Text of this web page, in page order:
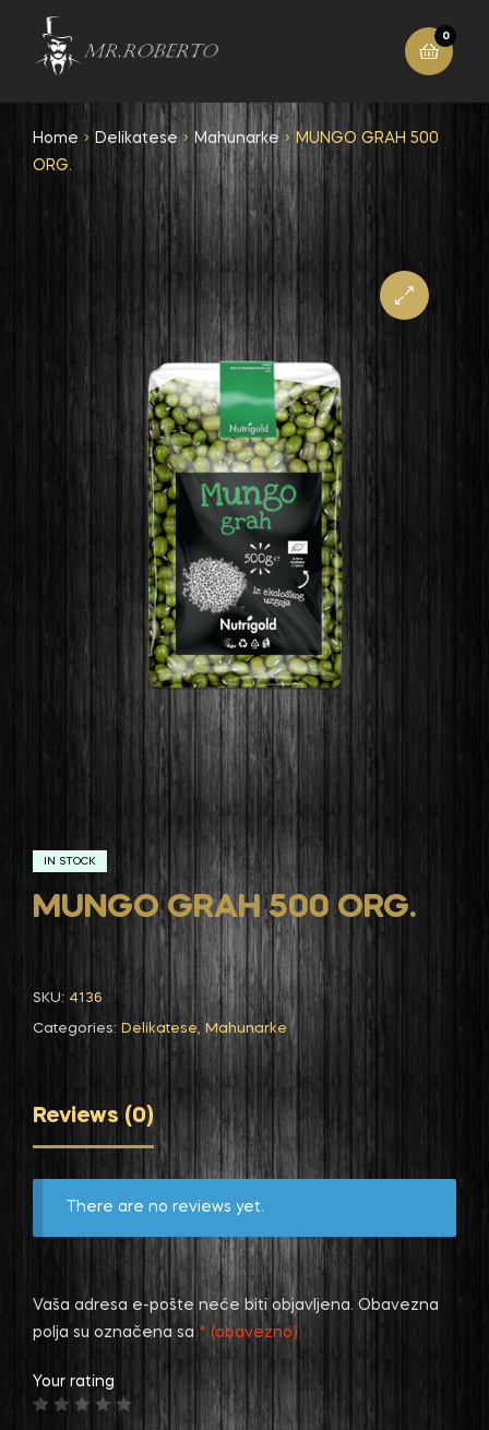
0
Home Delikatese Mahunarke
MUNGO GRAH 500
ORG.
IN STOCK
MUNGO GRAH 500 ORG.
SKU: 4136
Categories: Delikatese, Mahunarke
Reviews (0)
There are no reviews yet.
Vaša adresa e-pošte neće biti objavljena. Obavezna
polja su označena sa * (obavezno)
Your rating